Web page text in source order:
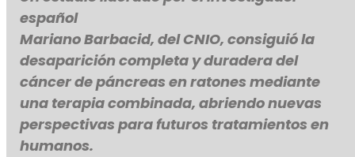
español
Mariano Barbacid, del CNIO, consiguió la
desaparición completa y duradera del
cáncer de páncreas en ratones mediante
una terapia combinada, abriendo nuevas
perspectivas para futuros tratamientos en
humanos.